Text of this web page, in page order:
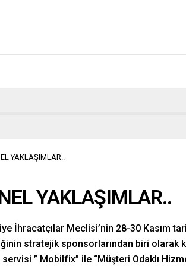
YAKLAŞIMLAR..
YAKLAŞIMLAR..
İhracatçılar Meclisi’nin 28-30 Kasım
stratejik sponsorlarından biri olarak
” Mobilfix” ile “Müşteri Odaklı